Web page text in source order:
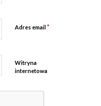
Adres email *
Witryna
internetowa